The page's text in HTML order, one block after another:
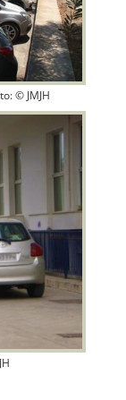
© JMJH